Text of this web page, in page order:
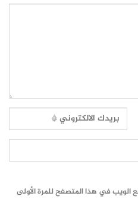
الويب في هذا المتصفح للمرة الأولى